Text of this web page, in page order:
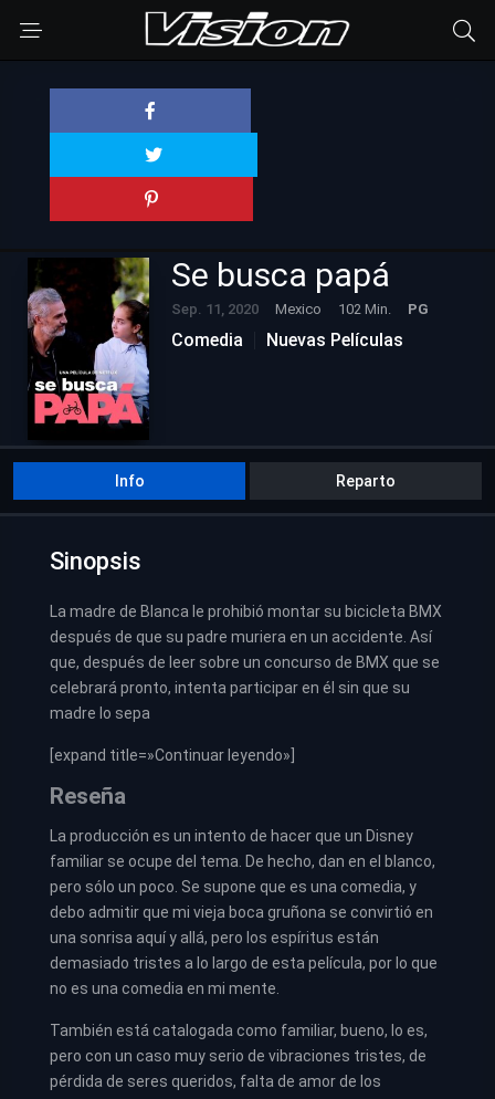
Se busca papá
Sep. 11, 2020 Mexico 102 Min. PG
Comedia Nuevas Películas
Info Reparto
Sinopsis
La madre de Blanca le prohibió montar su bicicleta BMX
después de que su padre muriera en un accidente. Así
que, después de leer sobre un concurso de BMX que se
celebrará pronto, intenta participar en él sin que su
madre lo sepa
[expand title=»Continuar leyendo»]
Reseña
La producción es un intento de hacer que un Disney
familiar se ocupe del tema. De hecho, dan en el blanco,
pero sólo un poco. Se supone que es una comedia, y
debo admitir que mi vieja boca gruñona se convirtió en
una sonrisa aquí y allá, pero los espíritus están
demasiado tristes a lo largo de esta película, por lo que
no es una comedia en mi mente.
También está catalogada como familiar, bueno, lo es,
pero con un caso muy serio de vibraciones tristes, de
pérdida de seres queridos, falta de amor de los